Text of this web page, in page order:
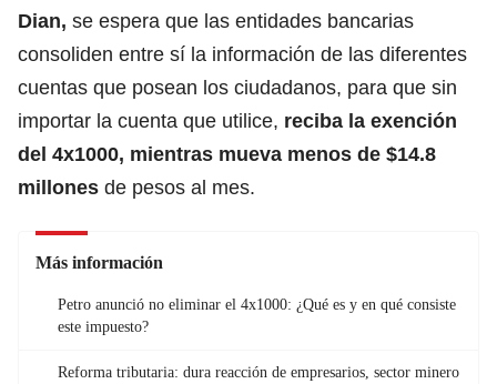
Dian, se espera que las entidades bancarias
consoliden entre sí la información de las diferentes
cuentas que posean los ciudadanos, para que sin
importar la cuenta que utilice, reciba la exención
del 4x1000, mientras mueva menos de $14.8
millones de pesos al mes.
Más información
Petro anunció no eliminar el 4x1000: ¿Qué es y en qué consiste
este impuesto?
Reforma tributaria: dura reacción de empresarios, sector minero